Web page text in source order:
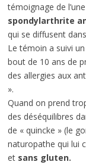
témoignage de
spondylarthrite
qui se diffusent
Le témoin a suivi
bout de 10 ans de
des allergies aux
».
Quand on prend
des déséquilibres
de « quincke » (le
naturopathe qui lui
et sans gluten.